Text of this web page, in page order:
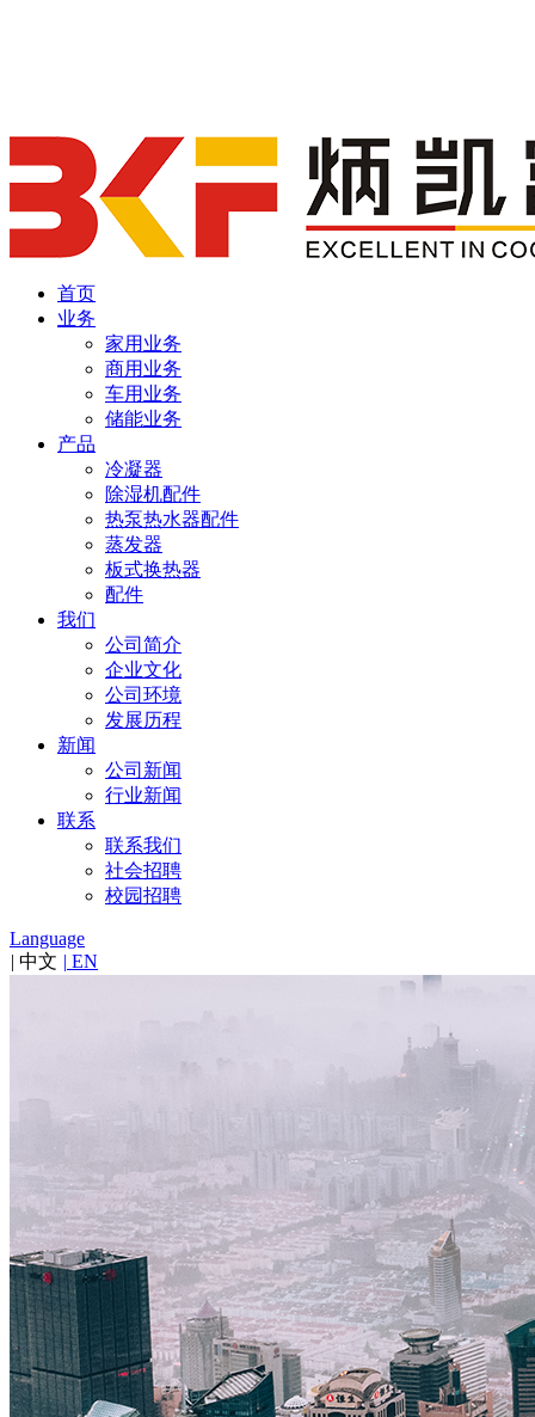
首页
业务
家用业务
商用业务
车用业务
储能业务
产品
冷凝器
除湿机配件
热泵热水器配件
蒸发器
板式换热器
配件
我们
公司简介
企业文化
公司环境
发展历程
新闻
公司新闻
行业新闻
联系
联系我们
社会招聘
校园招聘
Language
| 中文 | EN